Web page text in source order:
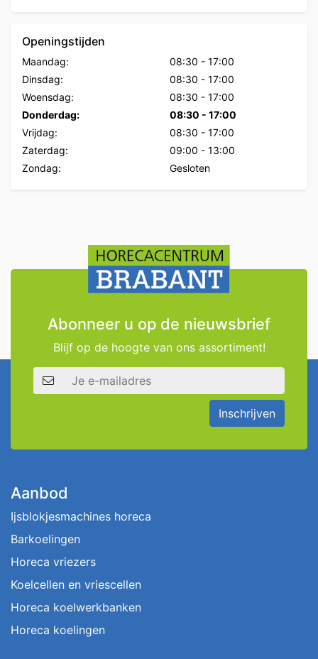
Openingstijden
Maandag: 08:30 - 17:00
Dinsdag:
08:30 - 17:00
Woensdag:
08:30 - 17:00
Donderdag:
08:30 - 17:00
Vrijdag:
08:30 - 17:00
Zaterdag:
09:00 - 13:00
Zondag:
Gesloten
Abonneer u op de nieuwsbrief
Blijf op de hoogte van ons assortiment!
E-mailadres
Inschrijven
Aanbod
Ijsblokjesmachines horeca
Barkoelingen
Horeca vriezers
Koelcellen en vriescellen
Horeca koelwerkbanken
Horeca koelingen